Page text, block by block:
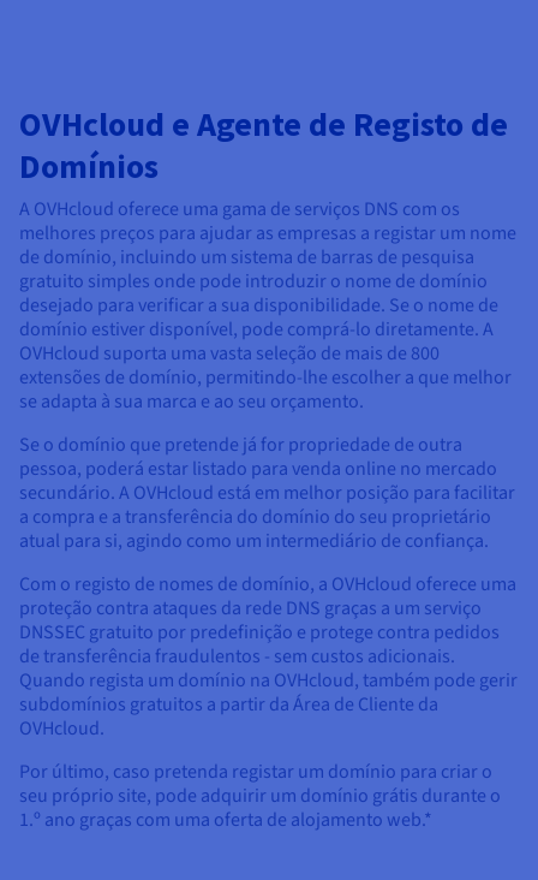
OVHcloud e Agente de Registo de
Domínios
A OVHcloud oferece uma gama de serviços DNS com os
melhores preços para ajudar as empresas a registar um nome
de domínio, incluindo um sistema de barras de pesquisa
gratuito simples onde pode introduzir o nome de domínio
desejado para verificar a sua disponibilidade. Se o nome de
domínio estiver disponível, pode comprá-lo diretamente. A
OVHcloud suporta uma vasta seleção de mais de 800
extensões de domínio, permitindo-lhe escolher a que melhor
se adapta à sua marca e ao seu orçamento.
Se o domínio que pretende já for propriedade de outra
pessoa, poderá estar listado para venda online no mercado
secundário. A OVHcloud está em melhor posição para facilitar
a compra e a transferência do domínio do seu proprietário
atual para si, agindo como um intermediário de confiança.
Com o registo de nomes de domínio, a OVHcloud oferece uma
proteção contra ataques da rede DNS graças a um serviço
DNSSEC gratuito por predefinição e protege contra pedidos
de transferência fraudulentos - sem custos adicionais.
Quando regista um domínio na OVHcloud, também pode gerir
subdomínios gratuitos a partir da Área de Cliente da
OVHcloud.
Por último, caso pretenda registar um domínio para criar o
seu próprio site, pode adquirir um domínio grátis durante o
1.º ano graças com uma oferta de alojamento web.*